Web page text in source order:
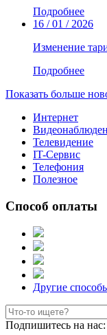
Подробнее
16 / 01 / 2026
Изменение
Подробнее
Показать больше
Интернет
Телевидение
IT-Сервис
Телефония
Полезное
Способ оплаты
Другие
Подпишитесь на нас: